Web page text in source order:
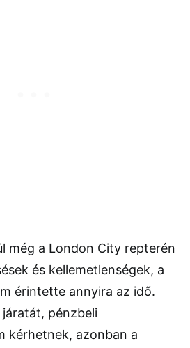
még a London City repterén
és kellemetlenségek, a
érintette annyira az idő.
pénzbeli
kérhetnek, azonban a